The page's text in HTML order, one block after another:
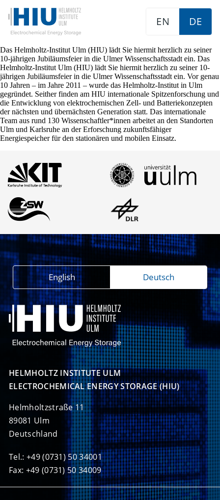
EN DE
Das Helmholtz-Institut Ulm (HIU) lädt Sie hiermit herzlich zu seiner
10-jährigen Jubiläumsfeier in die Ulmer Wissenschaftsstadt ein. Das
Helmholtz-Institut Ulm (HIU) lädt Sie hiermit herzlich zu seiner 10-
jährigen Jubiläumsfeier in die Ulmer Wissenschaftsstadt ein. Vor genau
10 Jahren – im Jahre 2011 – wurde das Helmholtz-Institut in Ulm
gegründet. Seither finden am HIU internationale Spitzenforschung und
die Entwicklung von elektrochemischen Zell- und Batteriekonzepten
der nächsten und übernächsten Generation statt. Das internationale
Team aus rund 130 Wissenschaftler*innen arbeitet an den Standorten
Ulm und Karlsruhe an der Erforschung zukunftsfähiger
Energiespeicher für den stationären und mobilen Einsatz.
HELMHOLTZ INSTITUTE ULM
ELECTROCHEMICAL ENERGY STORAGE (HIU)
Helmholtzstraße 11
89081 Ulm
Deutschland
Tel.: +49 (0731) 50 34001
Fax: +49 (0731) 50 34009
English Deutsch